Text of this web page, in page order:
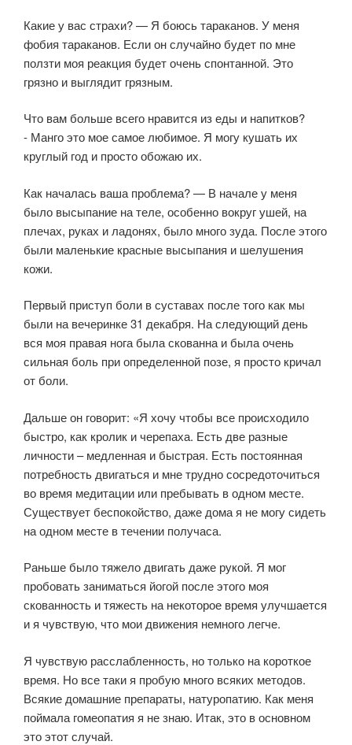
Какие у вас страхи? — Я боюсь тараканов. У меня
фобия тараканов. Если он случайно будет по мне
ползти моя реакция будет очень спонтанной. Это
грязно и выглядит грязным.
Что вам больше всего нравится из еды и напитков?
- Манго это мое самое любимое. Я могу кушать их
круглый год и просто обожаю их.
Как началась ваша проблема? — В начале у меня
было высыпание на теле, особенно вокруг ушей, на
плечах, руках и ладонях, было много зуда. После этого
были маленькие красные высыпания и шелушения
кожи.
Первый приступ боли в суставах после того как мы
были на вечеринке 31 декабря. На следующий день
вся моя правая нога была скованна и была очень
сильная боль при определенной позе, я просто кричал
от боли.
Дальше он говорит: «Я хочу чтобы все происходило
быстро, как кролик и черепаха. Есть две разные
личности – медленная и быстрая. Есть постоянная
потребность двигаться и мне трудно сосредоточиться
во время медитации или пребывать в одном месте.
Существует беспокойство, даже дома я не могу сидеть
на одном месте в течении получаса.
Раньше было тяжело двигать даже рукой. Я мог
пробовать заниматься йогой после этого моя
скованность и тяжесть на некоторое время улучшается
и я чувствую, что мои движения немного легче.
Я чувствую расслабленность, но только на короткое
время. Но все таки я пробую много всяких методов.
Всякие домашние препараты, натуропатию. Как меня
поймала гомеопатия я не знаю. Итак, это в основном
это этот случай.